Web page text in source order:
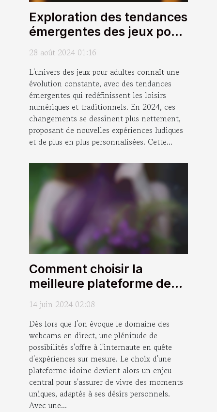
Exploration des tendances
émergentes des jeux pour
adultes en 2024
28 août 2024 01:16
L'univers des jeux pour adultes connaît une
évolution constante, avec des tendances
émergentes qui redéfinissent les loisirs
numériques et traditionnels. En 2024, ces
changements se dessinent plus nettement,
proposant de nouvelles expériences ludiques
et de plus en plus personnalisées. Cette...
Comment choisir la
meilleure plateforme de
webcams en direct pour
des expériences
personnalisées
14 juin 2024 02:08
Dès lors que l'on évoque le domaine des
webcams en direct, une plénitude de
possibilités s'offre à l'internaute en quête
d'expériences sur mesure. Le choix d'une
plateforme idoine devient alors un enjeu
central pour s'assurer de vivre des moments
uniques, adaptés à ses désirs personnels.
Avec une...